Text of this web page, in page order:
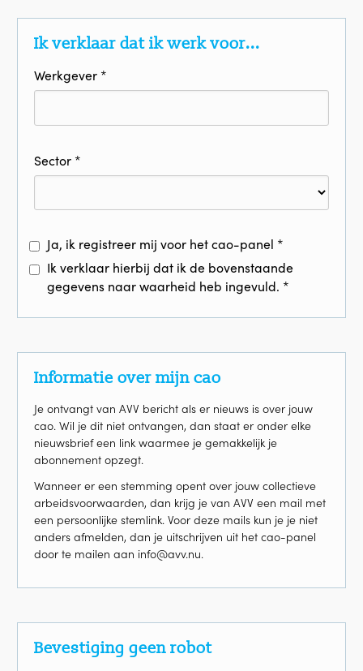
Ik verklaar dat ik werk voor...
Werkgever *
Sector *
Ja, ik registreer mij voor het cao-panel *
Ik verklaar hierbij dat ik de bovenstaande
gegevens naar waarheid heb ingevuld. *
Informatie over mijn cao
Je ontvangt van AVV bericht als er nieuws is over jouw
cao. Wil je dit niet ontvangen, dan staat er onder elke
nieuwsbrief een link waarmee je gemakkelijk je
abonnement opzegt.
Wanneer er een stemming opent over jouw collectieve
arbeidsvoorwaarden, dan krijg je van AVV een mail met
een persoonlijke stemlink. Voor deze mails kun je je niet
anders afmelden, dan je uitschrijven uit het cao-panel
door te mailen aan info@avv.nu.
Bevestiging geen robot